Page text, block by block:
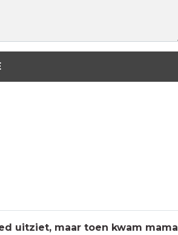
uitziet, maar toen kwam mama